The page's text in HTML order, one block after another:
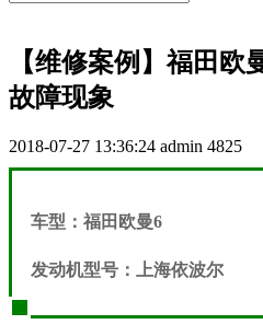
【维修案例】福田欧
故障现象
2018-07-27 13:36:24 admin 4825
车型：福田欧曼6
发动机型号：上海依波尔